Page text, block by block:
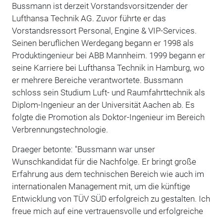
Bussmann ist derzeit Vorstandsvorsitzender der
Lufthansa Technik AG. Zuvor führte er das
Vorstandsressort Personal, Engine & VIP-Services.
Seinen beruflichen Werdegang begann er 1998 als
Produktingenieur bei ABB Mannheim. 1999 begann er
seine Karriere bei Lufthansa Technik in Hamburg, wo
er mehrere Bereiche verantwortete. Bussmann
schloss sein Studium Luft- und Raumfahrttechnik als
Diplom-Ingenieur an der Universität Aachen ab. Es
folgte die Promotion als Doktor-Ingenieur im Bereich
Verbrennungstechnologie.
Draeger betonte: "Bussmann war unser
Wunschkandidat für die Nachfolge. Er bringt große
Erfahrung aus dem technischen Bereich wie auch im
internationalen Management mit, um die künftige
Entwicklung von TÜV SÜD erfolgreich zu gestalten. Ich
freue mich auf eine vertrauensvolle und erfolgreiche